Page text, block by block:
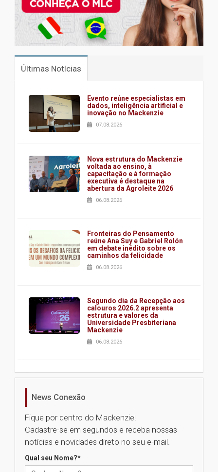
Últimas Notícias
Evento reúne especialistas em
dados, inteligência artificial e
inovação no Mackenzie
07.08.2026
Nova estrutura do Mackenzie
voltada ao ensino, à
capacitação e à formação
executiva é destaque na
abertura da Agroleite 2026
06.08.2026
Fronteiras do Pensamento
reúne Ana Suy e Gabriel Rolón
em debate inédito sobre os
caminhos da felicidade
06.08.2026
Segundo dia da Recepção aos
calouros 2026.2 apresenta
estrutura e valores da
Universidade Presbiteriana
Mackenzie
06.08.2026
Nova apresentação do Centro
Universidade Mackenzie
realizará nova edição da Feira
News Conexão
Fique por dentro do Mackenzie!
Cadastre-se em segundos e receba nossas
notícias e novidades direto no seu e-mail.
Qual seu Nome?*